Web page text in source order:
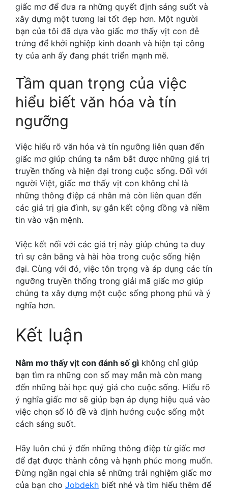
giấc mơ để đưa ra những quyết định sáng suốt và
xây dựng một tương lai tốt đẹp hơn. Một người
bạn của tôi đã dựa vào giấc mơ thấy vịt con đẻ
trứng để khởi nghiệp kinh doanh và hiện tại công
ty của anh ấy đang phát triển mạnh mẽ.
Tầm quan trọng của việc
hiểu biết văn hóa và tín
ngưỡng
Việc hiểu rõ văn hóa và tín ngưỡng liên quan đến
giấc mơ giúp chúng ta nắm bắt được những giá trị
truyền thống và hiện đại trong cuộc sống. Đối với
người Việt, giấc mơ thấy vịt con không chỉ là
những thông điệp cá nhân mà còn liên quan đến
các giá trị gia đình, sự gắn kết cộng đồng và niềm
tin vào vận mệnh.
Việc kết nối với các giá trị này giúp chúng ta duy
trì sự cân bằng và hài hòa trong cuộc sống hiện
đại. Cùng với đó, việc tôn trọng và áp dụng các tín
ngưỡng truyền thống trong giải mã giấc mơ giúp
chúng ta xây dựng một cuộc sống phong phú và ý
nghĩa hơn.
Kết luận
Nằm mơ thấy vịt con đánh số gì không chỉ giúp
bạn tìm ra những con số may mắn mà còn mang
đến những bài học quý giá cho cuộc sống. Hiểu rõ
ý nghĩa giấc mơ sẽ giúp bạn áp dụng hiệu quả vào
việc chọn số lô đề và định hướng cuộc sống một
cách sáng suốt.
Hãy luôn chú ý đến những thông điệp từ giấc mơ
để đạt được thành công và hạnh phúc mong muốn.
Đừng ngần ngại chia sẻ những trải nghiệm giấc mơ
của bạn cho Jobdekh biết nhé và tìm hiểu thêm để